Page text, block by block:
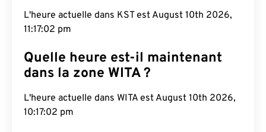
L'heure actuelle dans KST est August 10th 2026,
11:17:03 pm
Quelle heure est-il maintenant
dans la zone WITA ?
L'heure actuelle dans WITA est August 10th 2026,
10:17:03 pm